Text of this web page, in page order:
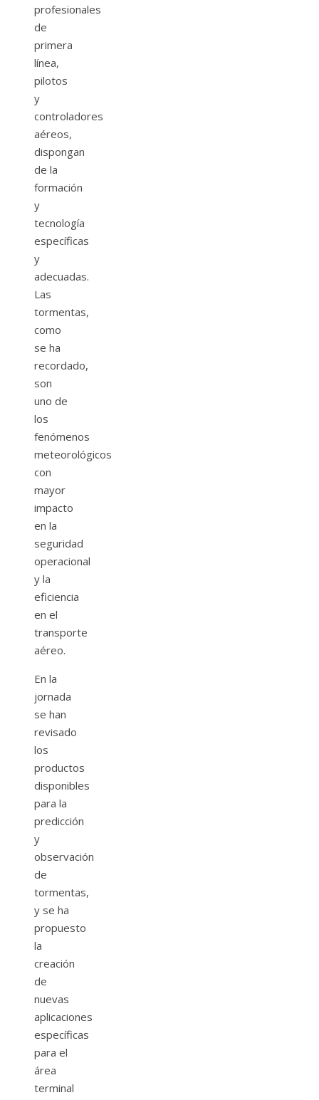
profesionales
de
primera
línea,
pilotos
y
controladores
aéreos,
dispongan
de la
formación
y
tecnología
específicas
y
adecuadas.
Las
tormentas,
como
se ha
recordado,
son
uno de
los
fenómenos
meteorológicos
con
mayor
impacto
en la
seguridad
operacional
y la
eficiencia
en el
transporte
aéreo.
En la
jornada
se han
revisado
los
productos
disponibles
para la
predicción
y
observación
de
tormentas,
y se ha
propuesto
la
creación
de
nuevas
aplicaciones
específicas
para el
área
terminal